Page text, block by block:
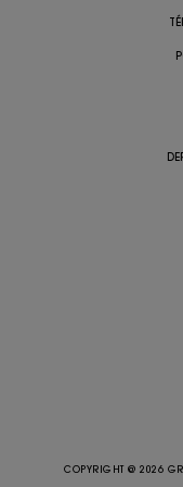
COPYRIGHT @ 2026